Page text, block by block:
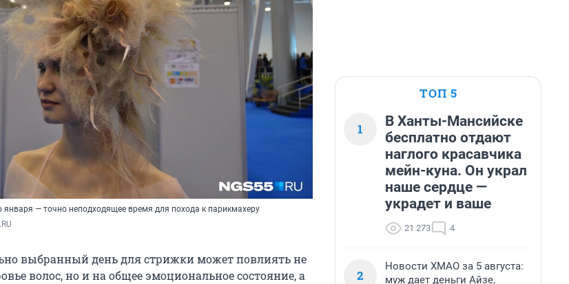
января — точно неподходящее время для похода к парикмахеру
выбранный день для стрижки может повлиять не
волос, но и на общее эмоциональное состояние, а
ТОП 5
1
В Ханты-Мансийске
бесплатно отдают
наглого красавчика
мейн-куна. Он украл
наше сердце —
украдет и ваше
21 273 4
2
Новости ХМАО за 5 августа:
муж дает деньги Айзе,